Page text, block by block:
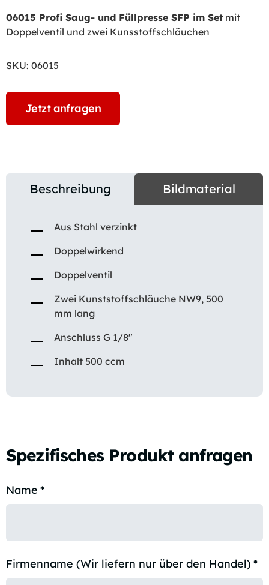
06015 Profi Saug- und Füllpresse SFP im Set mit
Doppelventil und zwei Kunsstoffschläuchen
SKU: 06015
Jetzt anfragen
Beschreibung Bildmaterial
Aus Stahl verzinkt
Doppelwirkend
Doppelventil
Zwei Kunststoffschläuche NW9, 500
mm lang
Anschluss G 1/8″
Inhalt 500 ccm
Spezifisches Produkt anfragen
Name *
Firmenname (Wir liefern nur über den Handel) *